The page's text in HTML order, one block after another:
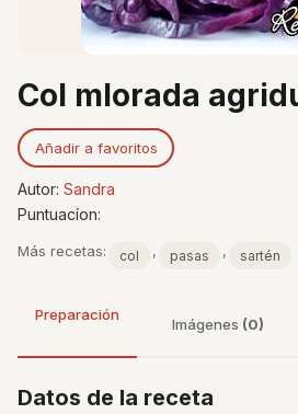
Col mlorada
Añadir a favoritos
Autor: Sandra
Puntuacíon:
Más recetas: col , pasas , sartén
Preparación
Imágenes (0)
Datos de la receta